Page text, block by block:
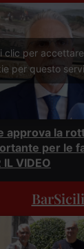
clic per
per questo
approva la
per le
IL VIDEO